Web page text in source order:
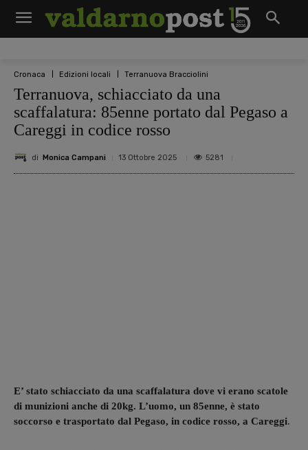
Cronaca Edizioni locali Terranuova Bracciolini
Terranuova, schiacciato da una
scaffalatura: 85enne portato dal Pegaso a
Careggi in codice rosso
di Monica Campani 13 Ottobre 2025 5281
E’ stato schiacciato da una scaffalatura dove vi erano scatole
di munizioni anche di 20kg. L’uomo, un 85enne, è stato
soccorso e trasportato dal Pegaso, in codice rosso, a Careggi.